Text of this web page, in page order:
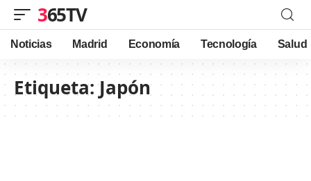
365TV
Noticias Madrid Economía Tecnología Salud
Etiqueta:Japón